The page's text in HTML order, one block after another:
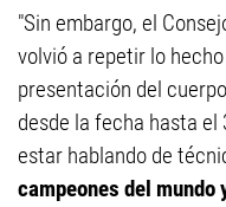
"Sin embargo, el
volvió a repetir lo
presentación del
desde la fecha hasta el
estar hablando de
campeones del mundo